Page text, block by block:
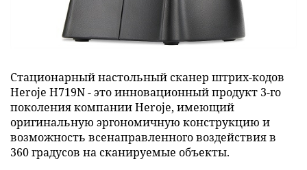
Стационарный настольный сканер штрих-кодов
Heroje H719N - это инновационный продукт 3-го
поколения компании Heroje, имеющий
оригинальную эргономичную конструкцию и
возможность всенаправленного воздействия в
360 градусов на сканируемые объекты.